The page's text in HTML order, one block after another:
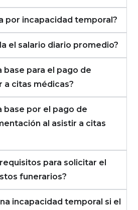
por incapacidad temporal?
el salario diario promedio?
base para el pago de
a citas médicas?
base por el pago de
al asistir a citas
para solicitar el
funerarios?
incapacidad temporal si el